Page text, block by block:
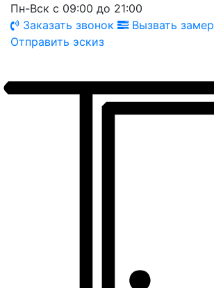
Пн-Вск с 09:00 до 21:00
Заказать звонок
Вызвать
Отправить эскиз